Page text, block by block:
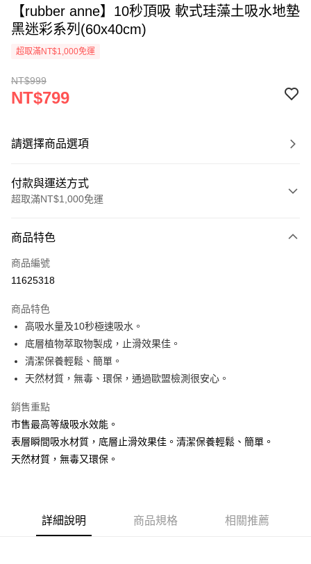
【rubber anne】10秒頂吸 軟式珪藻土吸水地墊
黑迷彩系列(60x40cm)
超取滿NT$1,000免運
NT$999
NT$799
請選擇商品選項
付款與運送方式
超取滿NT$1,000免運
信用卡一次付款
超商取貨付款
Apple Pay
街口支付
悠遊付
Google Pay
AFTEE先享後付
相關說明
【關於「AFTEE先享後付」】
３．安心：先確認商品／服務後，再付款。
運送方式
商品特色
商品編號
11625318
商品特色
高吸水量及10秒極速吸水。
底層植物萃取物製成，止滑效果佳。
清潔保養輕鬆、簡單。
天然材質，無毒、環保，通過歐盟檢測很安心。
銷售重點
市售最高等級吸水效能。
表層瞬間吸水材質，底層止滑效果佳。清潔保養輕鬆、簡單。
天然材質，無毒又環保。
詳細說明 商品規格 相關推薦